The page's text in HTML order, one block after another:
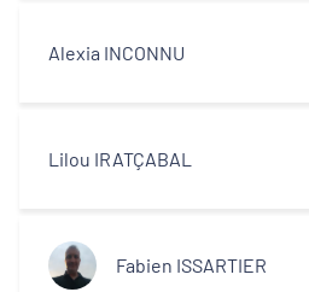
Territoires
Alexia INCONNU
Lilou IRATÇABAL
Fabien ISSARTIER